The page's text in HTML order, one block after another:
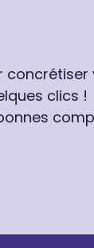
clics !